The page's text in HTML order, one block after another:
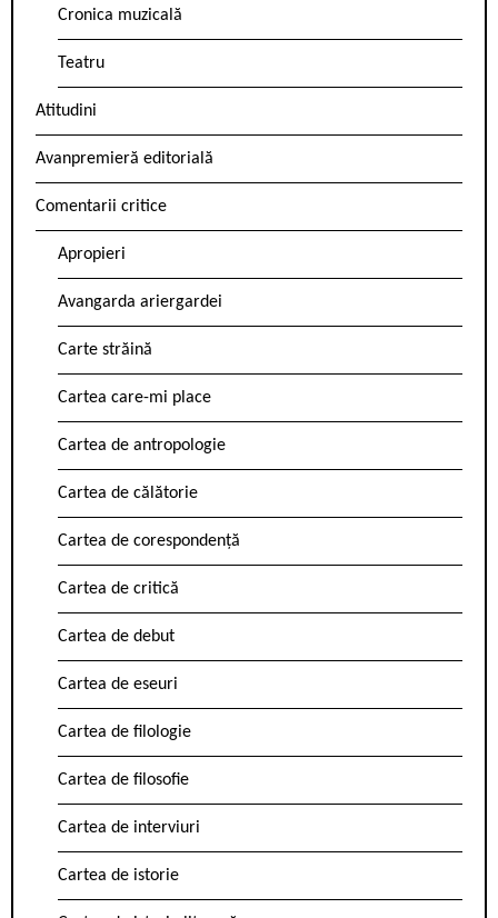
Cronica muzicală
Teatru
Atitudini
Avanpremieră editorială
Comentarii critice
Apropieri
Avangarda ariergardei
Carte străină
Cartea care-mi place
Cartea de antropologie
Cartea de călătorie
Cartea de corespondență
Cartea de critică
Cartea de debut
Cartea de eseuri
Cartea de filologie
Cartea de filosofie
Cartea de interviuri
Cartea de istorie